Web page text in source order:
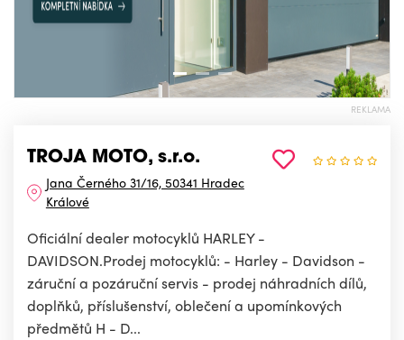
REKLAMA
TROJA MOTO, s.r.o.
Jana Černého 31/16, 50341 Hradec
Králové
Oficiální dealer motocyklů HARLEY -
DAVIDSON.Prodej motocyklů: - Harley - Davidson -
záruční a pozáruční servis - prodej náhradních dílů,
doplňků, příslušenství, oblečení a upomínkových
předmětů H - D...